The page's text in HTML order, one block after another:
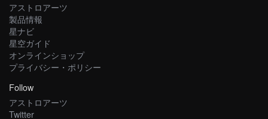
アストロアーツ
製品情報
星ナビ
星空ガイド
オンラインショップ
プライバシー・ポリシー
Follow
アストロアーツ
Twitter